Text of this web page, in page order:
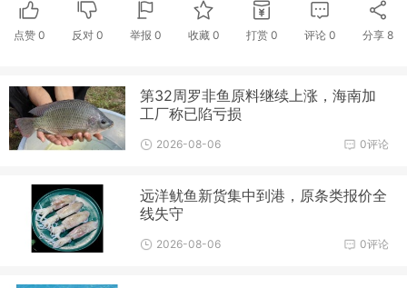
点赞 0 反对 0 举报 0 收藏 0 打赏 0 评论 0 分享 8
第32周罗非鱼原料继续上涨，海南加
工厂称已陷亏损
0评论
2026-08-06
远洋鱿鱼新货集中到港，原条类报价全
线失守
0评论
2026-08-06